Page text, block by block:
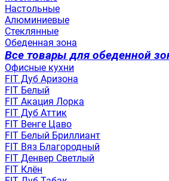
Настольные
Алюминиевые
Стеклянные
Обеденная зона
Все товары для обеденной
Офисные кухни
FIT Дуб Аризона
FIT Белый
FIT Акация Лорка
FIT Дуб Аттик
FIT Венге Цаво
FIT Белый Бриллиант
FIT Вяз Благородный
FIT Денвер Светлый
FIT Клён